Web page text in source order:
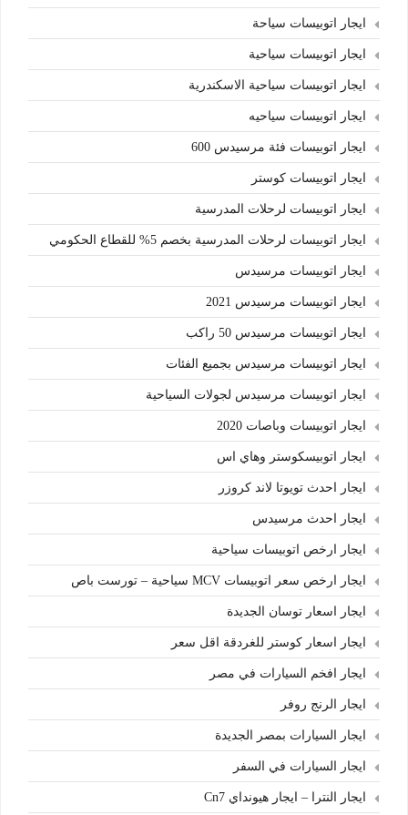
ايجار اتوبيسات سياحة
ايجار اتوبيسات سياحية
ايجار اتوبيسات سياحية الاسكندرية
ايجار اتوبيسات سياحيه
ايجار اتوبيسات فئة مرسيدس 600
ايجار اتوبيسات كوستر
ايجار اتوبيسات لرحلات المدرسية
ايجار اتوبيسات لرحلات المدرسية بخصم 5% للقطاع الحكومي
ايجار اتوبيسات مرسيدس
ايجار اتوبيسات مرسيدس 2021
ايجار اتوبيسات مرسيدس 50 راكب
ايجار اتوبيسات مرسيدس بجميع الفئات
ايجار اتوبيسات مرسيدس لجولات السياحية
ايجار اتوبيسات وباصات 2020
ايجار اتوبيسكوستر وهاي اس
ايجار احدث تويوتا لاند كروزر
ايجار احدث مرسيدس
ايجار ارخص اتوبيسات سياحية
ايجار ارخص سعر اتوبيسات MCV سياحية – تورست باص
ايجار اسعار توسان الجديدة
ايجار اسعار كوستر للغردقة اقل سعر
ايجار افخم السيارات في مصر
ايجار الرنج روفر
ايجار السيارات بمصر الجديدة
ايجار السيارات في السفر
ايجار النترا – ايجار هيونداي Cn7